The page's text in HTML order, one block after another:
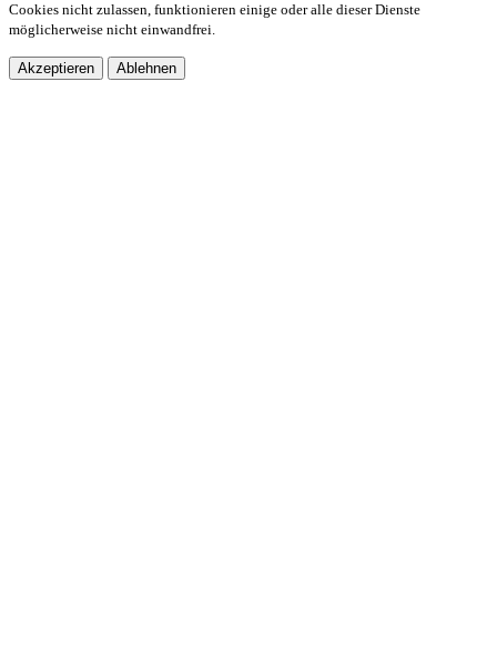
Cookies nicht zulassen, funktionieren einige oder alle dieser Dienste
möglicherweise nicht einwandfrei.
Akzeptieren Ablehnen